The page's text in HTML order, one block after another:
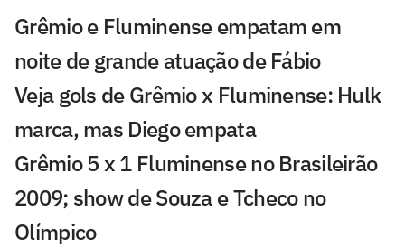
Grêmio e Fluminense empatam em
noite de grande atuação de Fábio
Veja gols de Grêmio x Fluminense: Hulk
marca, mas Diego empata
Grêmio 5 x 1 Fluminense no Brasileirão
2009; show de Souza e Tcheco no
Olímpico